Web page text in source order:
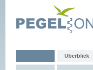
Überblick